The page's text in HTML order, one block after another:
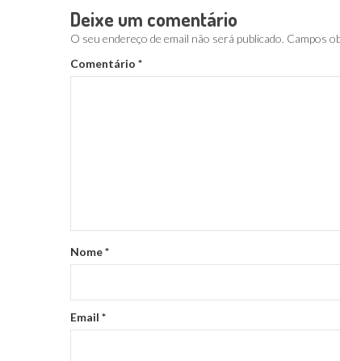
Deixe um comentário
O seu endereço de email não será publicado. Campos
Comentário *
Nome*
Email *